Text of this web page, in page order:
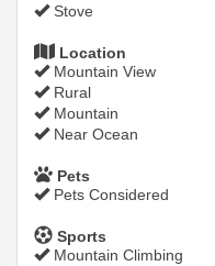
Stove
Location
Mountain View
Rural
Mountain
Near Ocean
Pets
Pets Considered
Sports
Mountain Climbing